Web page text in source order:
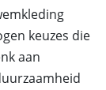
keuzes die
aan